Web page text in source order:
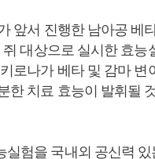
앞서 진행한 남아공 베
대상으로 실시한 효능
로나가 베타 및 감마 변
한 치료 효능이 발휘될
실험을 국내외 공신력